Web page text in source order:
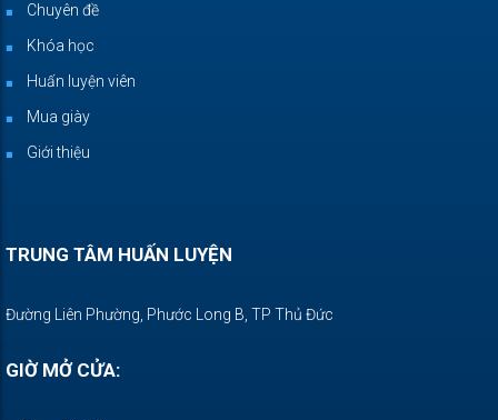
Chuyên đề
Khóa học
Huấn luyện viên
Mua giày
Giới thiệu
TRUNG TÂM HUẤN LUYỆN
Đường Liên Phường, Phước Long B, TP Thủ Đức
GIỜ MỞ CỬA: